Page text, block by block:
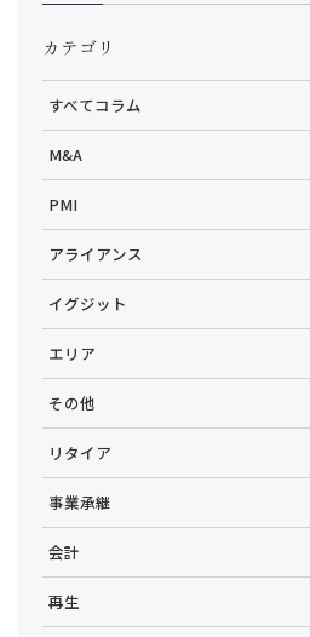
カテゴリ
すべてコラム
M&A
PMI
アライアンス
イグジット
エリア
その他
リタイア
事業承継
会計
再生